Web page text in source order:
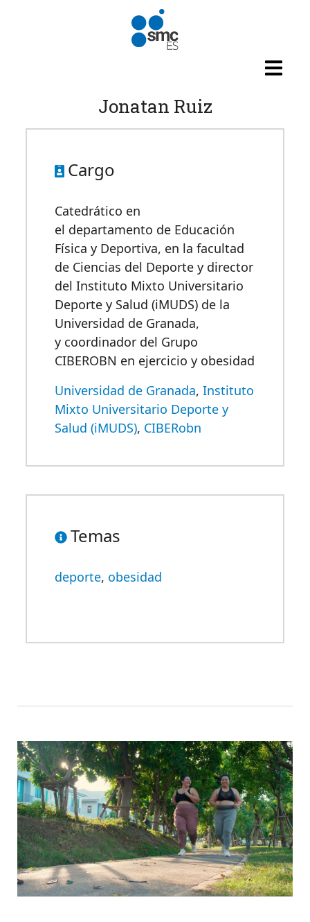
Pasar al contenido principal
Jonatan Ruiz
Cargo
Catedrático en
el departamento de Educación
Física y Deportiva, en la facultad
de Ciencias del Deporte y director
del Instituto Mixto Universitario
Deporte y Salud (iMUDS) de la
Universidad de Granada,
y coordinador del Grupo
CIBEROBN en ejercicio y obesidad
Universidad de Granada, Instituto
Mixto Universitario Deporte y
Salud (iMUDS), CIBERobn
Temas
deporte, obesidad